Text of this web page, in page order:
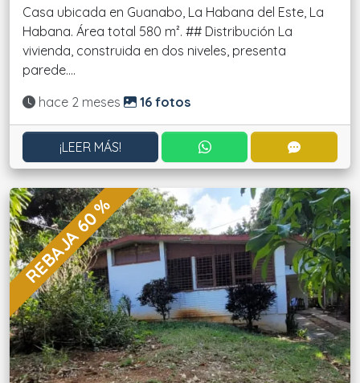
Casa ubicada en Guanabo, La Habana del Este, La
Habana. Área total 580 m². ## Distribución La
vivienda, construida en dos niveles, presenta
parede....
Actualizado:
hace 2 meses 16 fotos
¡LEER MÁS! CONTACTAR POR
REBAJA 60 %